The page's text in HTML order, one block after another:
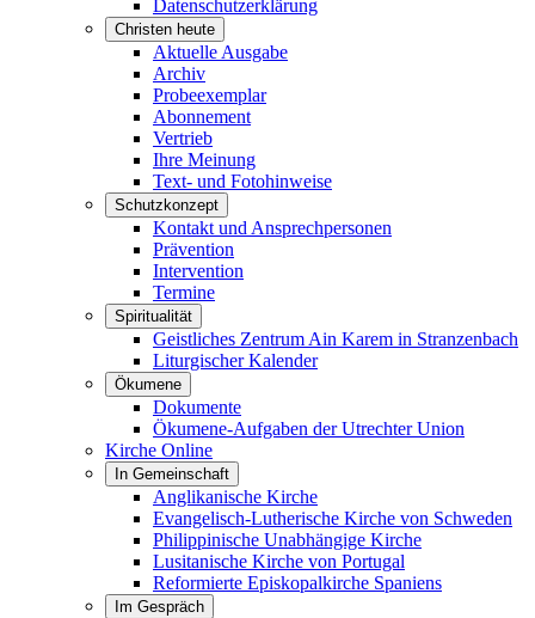
Datenschutzerklärung
Christen heute
Aktuelle Ausgabe
Archiv
Probeexemplar
Abonnement
Vertrieb
Ihre Meinung
Text- und Fotohinweise
Schutzkonzept
Kontakt und Ansprechpersonen
Prävention
Intervention
Termine
Spiritualität
Geistliches Zentrum Ain Karem in Stranzenbach
Liturgischer Kalender
Ökumene
Dokumente
Ökumene-Aufgaben der Utrechter Union
Kirche Online
In Gemeinschaft
Anglikanische Kirche
Evangelisch-Lutherische Kirche von Schweden
Philippinische Unabhängige Kirche
Lusitanische Kirche von Portugal
Reformierte Episkopalkirche Spaniens
Im Gespräch